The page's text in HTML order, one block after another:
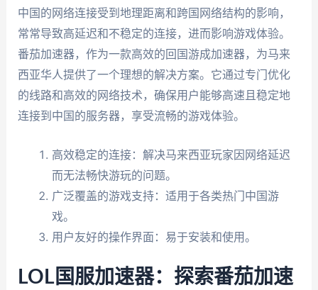
中国的网络连接受到地理距离和跨国网络结构的影响，
常常导致高延迟和不稳定的连接，进而影响游戏体验。
番茄加速器，作为一款高效的回国游成加速器，为马来
西亚华人提供了一个理想的解决方案。它通过专门优化
的线路和高效的网络技术，确保用户能够高速且稳定地
连接到中国的服务器，享受流畅的游戏体验。
高效稳定的连接：解决马来西亚玩家因网络延迟
而无法畅快游玩的问题。
广泛覆盖的游戏支持：适用于各类热门中国游
戏。
用户友好的操作界面：易于安装和使用。
LOL国服加速器：探索番茄加速